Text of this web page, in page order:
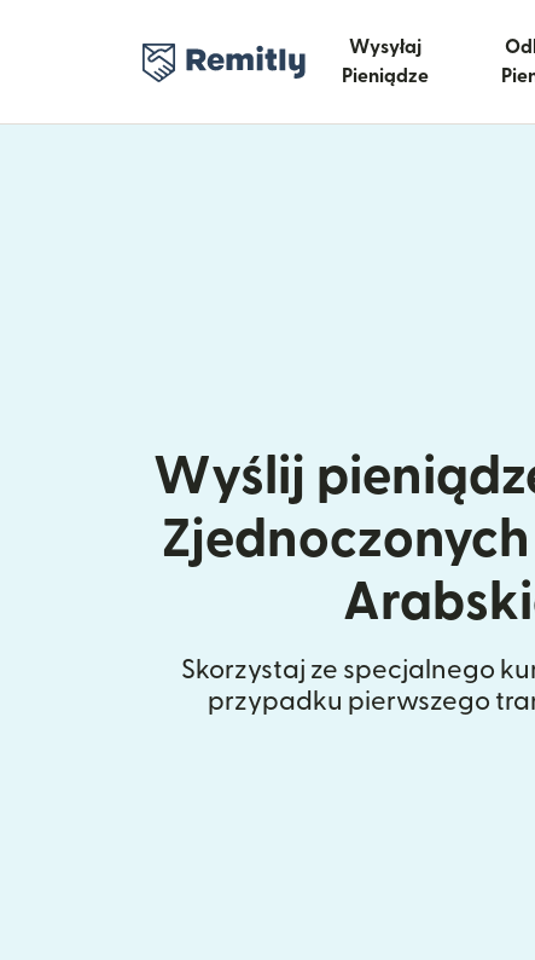
Wysyłaj
Pieniądze
Wyślij
Skorzystaj ze specjalnego
przypadku pierwszego